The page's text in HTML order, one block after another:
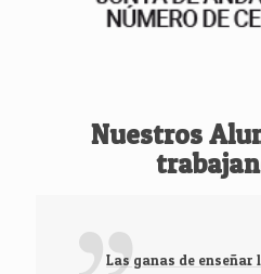
Nuestros
Las ganas de enseñar